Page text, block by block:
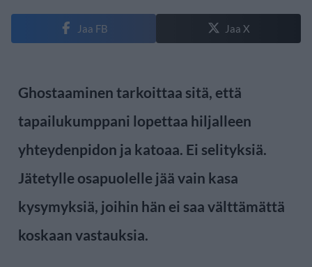
Jaa FB Jaa X
Ghostaaminen tarkoittaa sitä, että
tapailukumppani lopettaa hiljalleen
yhteydenpidon ja katoaa. Ei selityksiä.
Jätetylle osapuolelle jää vain kasa
kysymyksiä, joihin hän ei saa välttämättä
koskaan vastauksia.